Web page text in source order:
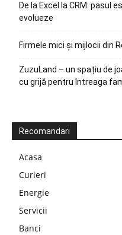
De la Excel la CRM: pasul
evolueze
Firmele mici și mijlocii din
ZuzuLand – un spațiu de
cu grijă pentru întreaga
Recomandari
Acasa
Curieri
Energie
Servicii
Banci